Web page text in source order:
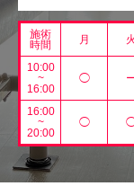
施術
時間
月 火
10:00
~
16:00
◯
16:00
~
20:00
◯